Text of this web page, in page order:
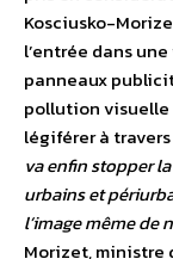
Kosciusko-
l’entrée dans
panneaux
pollution visuelle
légiférer à
va enfin stopper
urbains et
l’image même de
Morizet, ministre